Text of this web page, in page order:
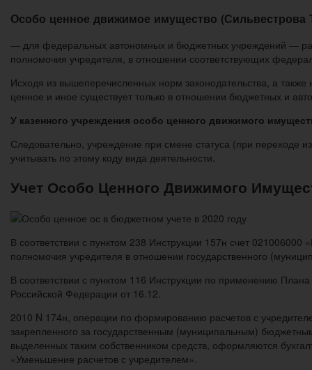
Особо ценное движимое имущество (Сильвестрова
— для федеральных автономных и бюджетных учреждений —
полномочия учредителя, в отношении соответствующих
Исходя из вышеперечисленных норм законодательства, а
ценное и иное существует только в отношении бюджетных и
У казенного учреждения особо ценного движимого
Следовательно, учреждение при смене статуса (при переходе
учитывать по этому коду вида деятельности.
Учет Особо Ценного Движимого
В соответствии с пунктом 238 Инструкции 157н счет
полномочия учредителя в отношении государственного
В соответствии с пунктом 116 Инструкции по применению
Российской Федерации от 16.12.
2010 N 174н, операции по формированию расчетов с
закрепленного за государственным (муниципальным)
выделенных таким собственником средств, оформляются
«Уменьшение расчетов с учредителем».